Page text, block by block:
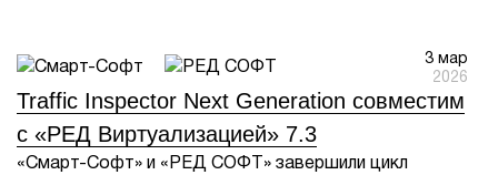
3 мар
2026
Traffic Inspector Next Generation совместим
с «РЕД Виртуализацией» 7.3
«Смарт-Софт» и «РЕД СОФТ» завершили цикл